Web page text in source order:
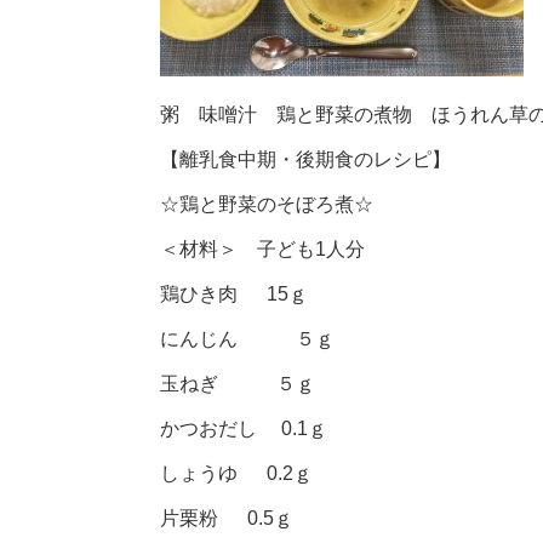
粥 味噌汁 鶏と野菜の煮物 ほうれん草
【離乳食中期・後期食のレシピ】
☆鶏と野菜のそぼろ煮☆
＜材料＞ 子ども1人分
鶏ひき肉 15ｇ
にんじん ５ｇ
玉ねぎ ５ｇ
かつおだし 0.1ｇ
しょうゆ 0.2ｇ
片栗粉 0.5ｇ